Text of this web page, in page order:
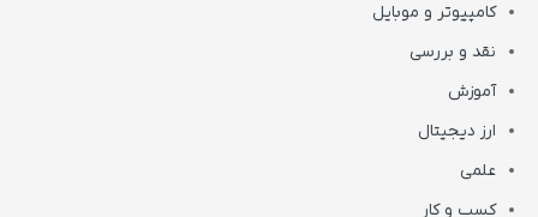
کامپیوتر و موبایل
نقد و بررسی
آموزش
ارز دیجیتال
علمی
کسب و کار